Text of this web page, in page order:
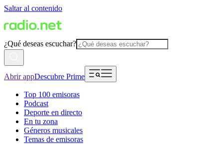
Saltar al contenido
¿Qué deseas escuchar?
Abrir appDescubre Prime
Top 100 emisoras
Podcast
Deporte en directo
En tu zona
Géneros musicales
Temas de emisoras